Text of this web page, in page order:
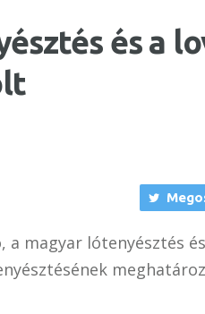
és a
a magyar lótenyésztés